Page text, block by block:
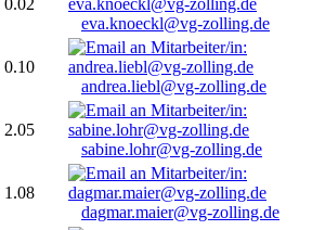
0.02
eva.knoeckl@vg-zolling.de
0.10
andrea.liebl@vg-zolling.de
2.05
sabine.lohr@vg-zolling.de
1.08
dagmar.maier@vg-zolling.de